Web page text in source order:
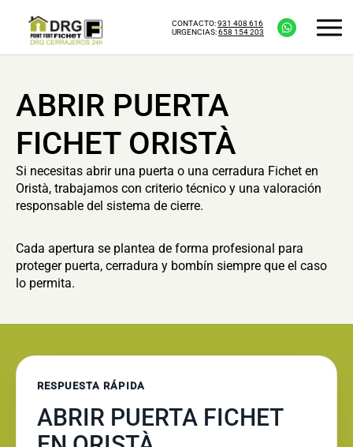
CONTACTO:931 408 616
URGENCIAS:658 154 203
ABRIR PUERTA
FICHET ORISTÀ
Si necesitas abrir una puerta o una cerradura Fichet en
Oristà, trabajamos con criterio técnico y una valoración
responsable del sistema de cierre.
Cada apertura se plantea de forma profesional para
proteger puerta, cerradura y bombín siempre que el caso
lo permita.
RESPUESTA RÁPIDA
ABRIR PUERTA FICHET